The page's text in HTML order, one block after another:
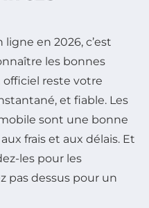
en 2026, c’est
les bonnes
reste votre
et fiable. Les
sont une bonne
frais et aux délais. Et
les pour les
pas dessus pour un